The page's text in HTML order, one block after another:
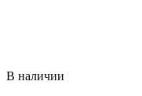
В наличии